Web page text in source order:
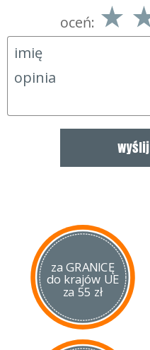
oceń:
za GRANICĘ
do krajów UE
za 55 zł